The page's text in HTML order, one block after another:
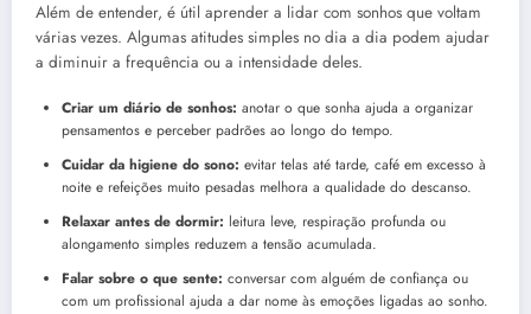
Além de entender, é útil aprender a lidar com sonhos que voltam
várias vezes. Algumas atitudes simples no dia a dia podem ajudar
a diminuir a frequência ou a intensidade deles.
Criar um diário de sonhos: anotar o que sonha ajuda a organizar
pensamentos e perceber padrões ao longo do tempo.
Cuidar da higiene do sono: evitar telas até tarde, café em excesso à
noite e refeições muito pesadas melhora a qualidade do descanso.
Relaxar antes de dormir: leitura leve, respiração profunda ou
alongamento simples reduzem a tensão acumulada.
Falar sobre o que sente: conversar com alguém de confiança ou
com um profissional ajuda a dar nome às emoções ligadas ao sonho.